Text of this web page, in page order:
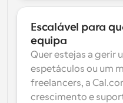
Escalável para
equipa
Quer estejas a gerir
espetáculos ou um
freelancers, a
crescimento e